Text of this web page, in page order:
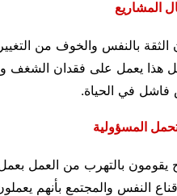
المشاريع
الثقة بالنفس والخوف من
هذا يعمل على فقدان الشغف
في الحياة.
المسؤولية
يقومون بالتهرب من العمل
النفس والمجتمع بأنهم